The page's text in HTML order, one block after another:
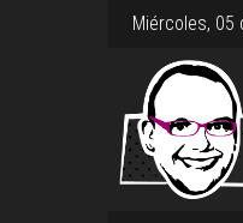
Miércoles, 05